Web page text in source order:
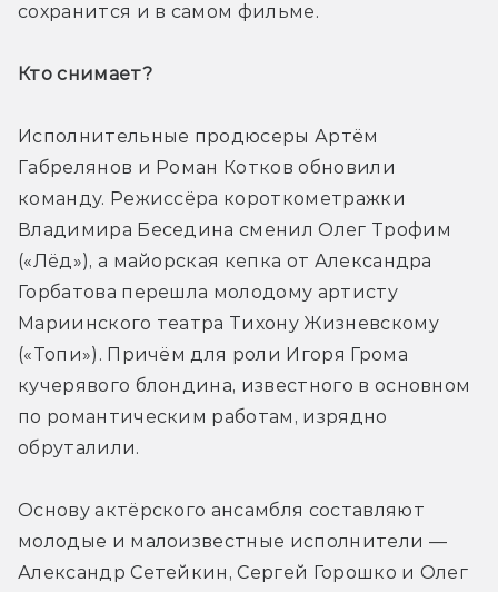
сохранится и в самом фильме.
Кто снимает?
Исполнительные продюсеры Артём
Габрелянов и Роман Котков обновили
команду. Режиссёра короткометражки
Владимира Беседина сменил Олег Трофим
(«Лёд»), а майорская кепка от Александра
Горбатова перешла молодому артисту
Мариинского театра Тихону Жизневскому
(«Топи»). Причём для роли Игоря Грома
кучерявого блондина, известного в основном
по романтическим работам, изрядно
обруталили.
Основу актёрского ансамбля составляют
молодые и малоизвестные исполнители —
Александр Сетейкин, Сергей Горошко и Олег